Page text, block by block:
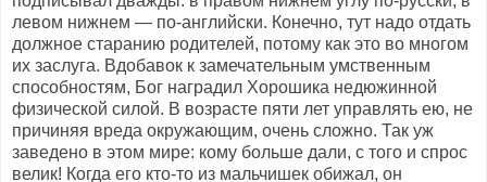
левом нижнем — по-английски. Конечно, тут надо отдать
должное старанию родителей, потому как это во многом
их заслуга. Вдобавок к замечательным умственным
способностям, Бог наградил Хорошика недюжинной
физической силой. В возрасте пяти лет управлять ею, не
причиняя вреда окружающим, очень сложно. Так уж
заведено в этом мире: кому больше дали, с того и спрос
велик! Когда его кто-то из мальчишек обижал, он